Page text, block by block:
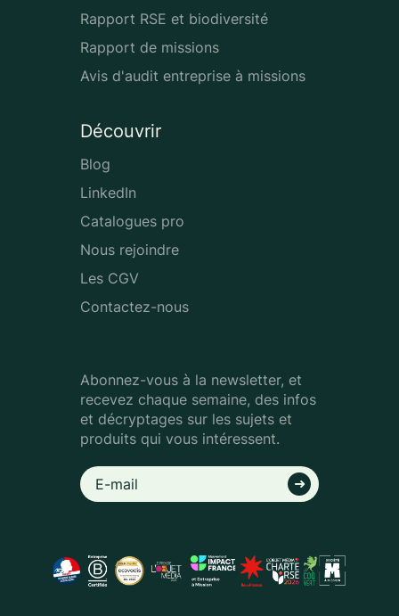
Rapport RSE et biodiversité
Rapport de missions
Avis d'audit entreprise à missions
Découvrir
Blog
LinkedIn
Catalogues pro
Nous rejoindre
Les CGV
Contactez-nous
Abonnez-vous à la newsletter, et
recevez chaque semaine, des infos
et décryptages sur les sujets et
produits qui vous intéressent.